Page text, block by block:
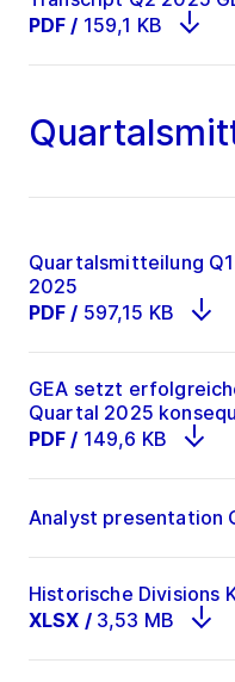
PDF / 159,1 KB
Quartalsmitteilung
2025
PDF / 597,15 KB
GEA setzt
Quartal 2025
PDF / 149,6 KB
Analyst presentation
Historische Divisions
XLSX / 3,53 MB